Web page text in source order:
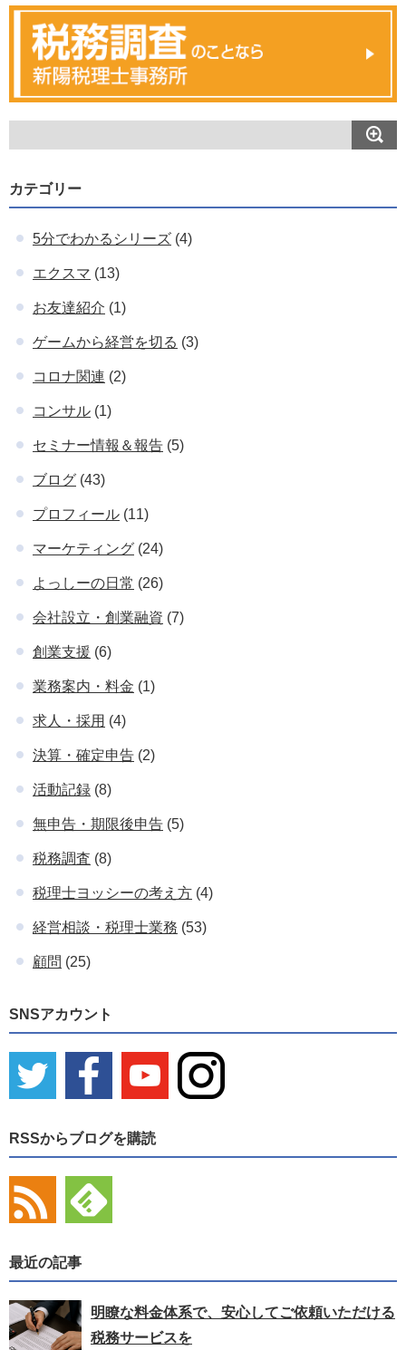
カテゴリー
5分でわかるシリーズ (4)
エクスマ (13)
お友達紹介 (1)
ゲームから経営を切る (3)
コロナ関連 (2)
コンサル (1)
セミナー情報＆報告 (5)
ブログ (43)
プロフィール (11)
マーケティング (24)
よっしーの日常 (26)
会社設立・創業融資 (7)
創業支援 (6)
業務案内・料金 (1)
求人・採用 (4)
決算・確定申告 (2)
活動記録 (8)
無申告・期限後申告 (5)
税務調査 (8)
税理士ヨッシーの考え方 (4)
経営相談・税理士業務 (53)
顧問 (25)
SNSアカウント
RSSからブログを購読
最近の記事
明瞭な料金体系で、安心してご依頼いただける
税務サービスを